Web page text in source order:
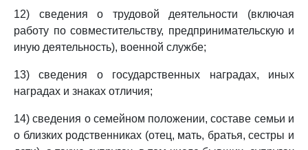
12) сведения о трудовой деятельности (включая
работу по совместительству, предпринимательскую и
иную деятельность), военной службе;
13) сведения о государственных наградах, иных
наградах и знаках отличия;
14) сведения о семейном положении, составе семьи и
о близких родственниках (отец, мать, братья, сестры и